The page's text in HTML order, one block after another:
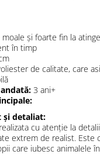
moale și foarte fin la
în timp
de calitate, care
3 ani+
și detaliat:
cu atenție la
extrem de realist. Este
care iubesc animalele